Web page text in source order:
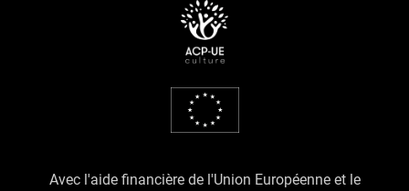
Avec l'aide financière de l'Union Européenne et le